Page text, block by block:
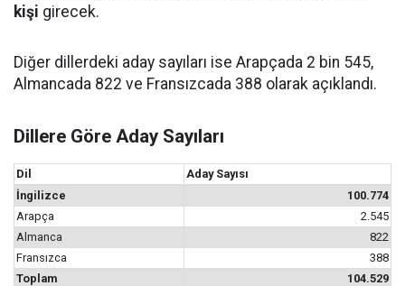
kişi girecek.
Diğer dillerdeki aday sayıları ise Arapçada 2 bin 545,
Almancada 822 ve Fransızcada 388 olarak açıklandı.
Dillere Göre Aday Sayıları
Dil
Aday Sayısı
İngilizce
100.774
Arapça
2.545
Almanca
822
Fransızca
388
Toplam
104.529